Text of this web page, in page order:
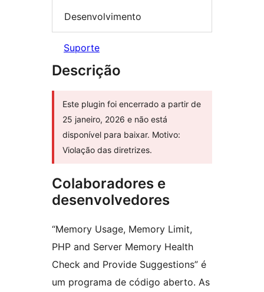
Desenvolvimento
Suporte
Descrição
Este plugin foi encerrado a partir de
25 janeiro, 2026 e não está
disponível para baixar. Motivo:
Violação das diretrizes.
Colaboradores e
desenvolvedores
“Memory Usage, Memory Limit,
PHP and Server Memory Health
Check and Provide Suggestions” é
um programa de código aberto. As